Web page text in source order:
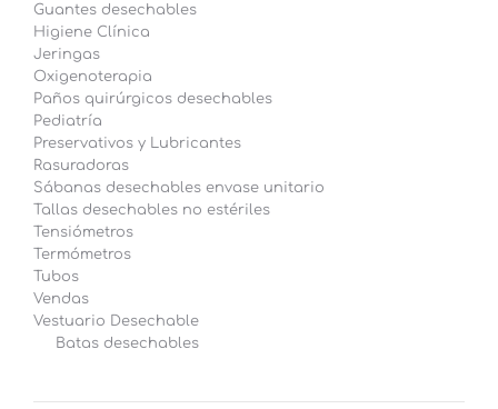
Guantes desechables
Higiene Clínica
Jeringas
Oxigenoterapia
Paños quirúrgicos desechables
Pediatría
Preservativos y Lubricantes
Rasuradoras
Sábanas desechables envase unitario
Tallas desechables no estériles
Tensiómetros
Termómetros
Tubos
Vendas
Vestuario Desechable
Batas desechables